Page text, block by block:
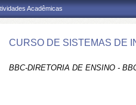
Acadêmicas
CURSO DE SISTEMAS DE
BBC-DIRETORIA DE ENSINO -